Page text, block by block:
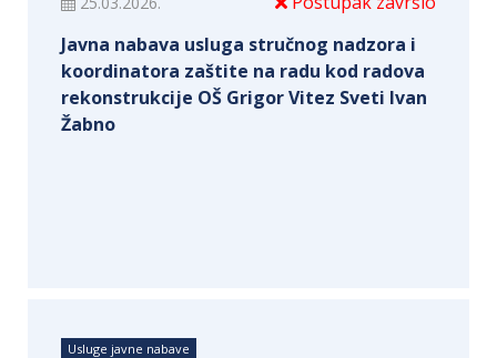
Javna nabava usluga stručnog nadzora i
koordinatora zaštite na radu kod radova
rekonstrukcije OŠ Grigor Vitez Sveti Ivan
Žabno
Usluge javne nabave